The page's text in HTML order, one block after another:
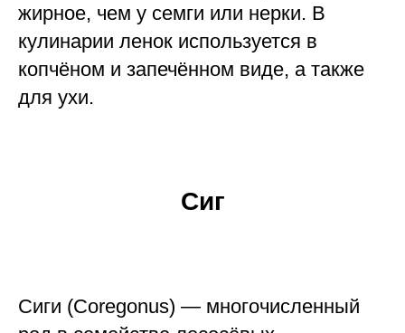
жирное, чем у семги или нерки. В
кулинарии ленок используется в
копчёном и запечённом виде, а также
для ухи.
Сиг
Сиги (Coregonus) — многочисленный